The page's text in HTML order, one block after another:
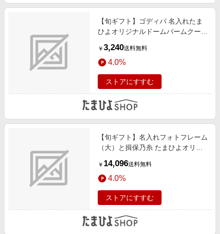
【旬ギフト】ゴディバ 名入れたま
ひよオリジナルドームバームクーヘ
￥ 3,240送料無料
4.0%
ストアにすすむ
【旬ギフト】名入れフォトフレーム
（大）と揖保乃糸 たまひよオリジ
￥ 14,096送料無料
4.0%
ストアにすすむ